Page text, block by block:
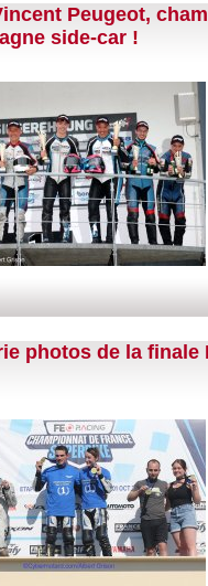
Peugeot,
side-car !
photos de la finale